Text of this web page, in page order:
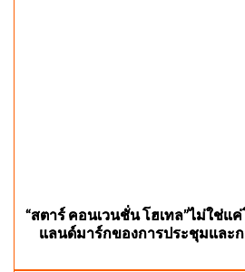
“สตาร์ คอนเวนชั่น โฮเทล”ไม่ใช่แ
แลนด์มาร์กของการประชุมและก